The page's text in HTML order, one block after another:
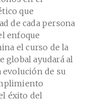
que
de cada persona
enfoque
el curso de la
global ayudará al
evolución de su
éxito del